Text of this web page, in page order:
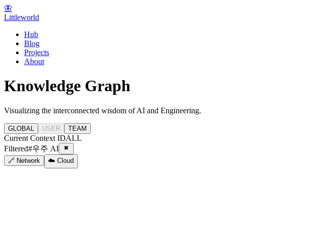
🦋
Littleworld
Hub
Blog
Projects
About
Knowledge Graph
Visualizing the interconnected wisdom of AI and Engineering.
GLOBAL USER TEAM
Current Context IDALL
Filtered#우주 AI
🔗 Network ☁️ Cloud